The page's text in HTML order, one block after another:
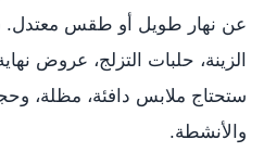
عن نهار طويل أو طقس معتدل.
الزينة، حلبات التزلج، عروض
ستحتاج ملابس دافئة، مظلة،
والأنشطة.